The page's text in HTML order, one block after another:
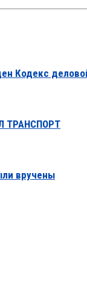
Кодекс
ТРАНСПОРТ
вручены